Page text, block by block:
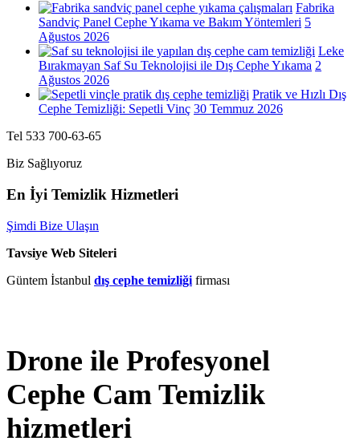
Fabrika
Sandviç Panel Cephe Yıkama ve Bakım Yöntemleri 5
Ağustos 2026
Leke
Bırakmayan Saf Su Teknolojisi ile Dış Cephe Yıkama 2
Ağustos 2026
Pratik ve Hızlı Dış
Cephe Temizliği: Sepetli Vinç 30 Temmuz 2026
Tel 533 700-63-65
Biz Sağlıyoruz
En İyi Temizlik Hizmetleri
Şimdi Bize Ulaşın
Tavsiye Web Siteleri
Güntem İstanbul dış cephe temizliği firması
Drone ile Profesyonel
Cephe Cam Temizlik
hizmetleri